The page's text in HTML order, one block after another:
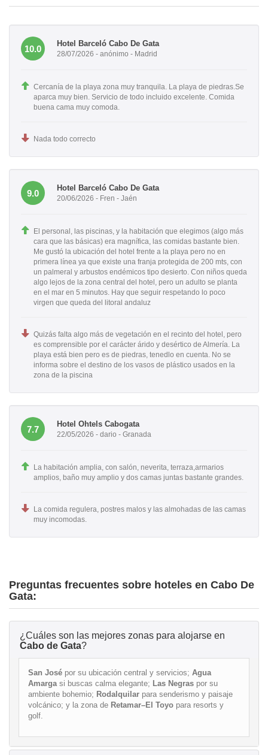
10.0
Hotel Barceló Cabo De Gata
28/07/2026 - anónimo - Madrid
Cercanía de la playa zona muy tranquila. La playa de piedras.Se
aparca muy bien. Servicio de todo incluido excelente. Comida
buena cama muy comoda.
Nada todo correcto
9.0
Hotel Barceló Cabo De Gata
20/06/2026 - Fren - Jaén
El personal, las piscinas, y la habitación que elegimos (algo más
cara que las básicas) era magnífica, las comidas bastante bien.
Me gustó la ubicación del hotel frente a la playa pero no en
primera línea ya que existe una franja protegida de 200 mts, con
un palmeral y arbustos endémicos tipo desierto. Con niños queda
algo lejos de la zona central del hotel, pero un adulto se planta
en el mar en 5 minutos. Hay que seguir respetando lo poco
virgen que queda del litoral andaluz
Quizás falta algo más de vegetación en el recinto del hotel, pero
es comprensible por el carácter árido y desértico de Almería. La
playa está bien pero es de piedras, tenedlo en cuenta. No se
informa sobre el destino de los vasos de plástico usados en la
zona de la piscina
7.7
Hotel Ohtels Cabogata
22/05/2026 - dario - Granada
La habitación amplia, con salón, neverita, terraza,armarios
amplios, baño muy amplio y dos camas juntas bastante grandes.
La comida regulera, postres malos y las almohadas de las camas
muy incomodas.
Preguntas frecuentes sobre hoteles en Cabo De
Gata:
¿Cuáles son las mejores zonas para alojarse en
Cabo de Gata?
San José por su ubicación central y servicios; Agua
Amargasi buscas calma elegante; Las Negras por su
ambiente bohemio; Rodalquilar para senderismo y paisaje
volcánico; y la zona de Retamar–El Toyo para resorts y
golf.